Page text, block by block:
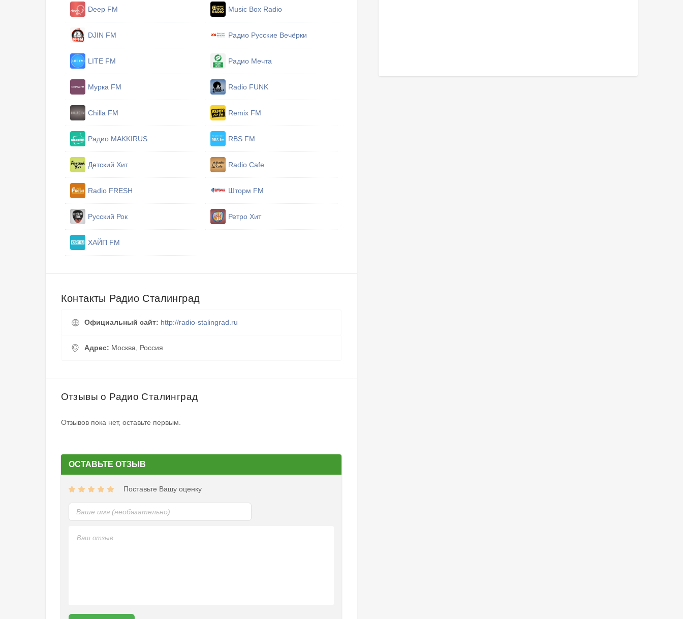
Deep FM Music Box Radio
DJIN FM Радио Русские Вечёрки
LITE FM Радио Мечта
Мурка FM Radio FUNK
Chilla FM Remix FM
Радио MAKKIRUS RBS FM
Детский Хит Radio Cafe
Radio FRESH Шторм FM
Русский Рок Ретро Хит
ХАЙП FM
Контакты Радио Сталинград
Официальный сайт: http://radio-stalingrad.ru
Адрес: Москва, Россия
Отзывы о Радио Сталинград
Отзывов пока нет, оставьте первым.
ОСТАВЬТЕ ОТЗЫВ
Поставьте Вашу оценку